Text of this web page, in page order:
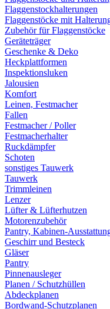
Flaggenstockhalterungen
Flaggenstöcke mit
Zubehör für Flaggenstöcke
Geräteträger
Geschenke & Deko
Heckplattformen
Inspektionsluken
Jalousien
Komfort
Leinen, Festmacher
Fallen
Festmacher / Poller
Festmacherhalter
Ruckdämpfer
Schoten
sonstiges Tauwerk
Tauwerk
Trimmleinen
Lenzer
Lüfter & Lüfterhutzen
Motorenzubehör
Pantry, Kabinen-
Geschirr und Besteck
Gläser
Pantry
Pinnenausleger
Planen / Schutzhüllen
Abdeckplanen
Bordwand-Schutzplanen